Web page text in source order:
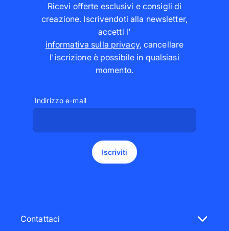
Ricevi offerte esclusivi e consigli di
creazione. Iscrivendoti alla newsletter,
accetti l'
informativa sulla privacy,cancellare
l'iscrizione è possibile in qualsiasi
momento.
Indirizzo e-mail
Iscriviti
Contattaci